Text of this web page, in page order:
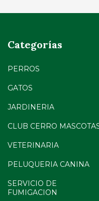
Categorías
PERROS
GATOS
JARDINERIA
CLUB CERRO
VETERINARIA
PELUQUERIA CANINA
SERVICIO DE
FUMIGACION